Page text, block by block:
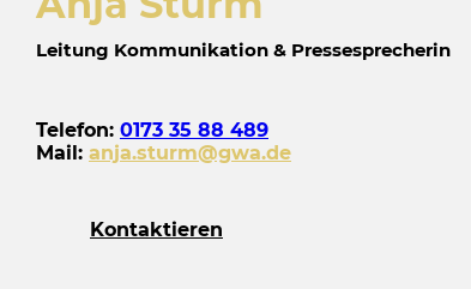
Leitung Kommunikation & Pressesprecherin
Telefon: 0173 35 88 489
Mail: anja.sturm@gwa.de
Kontaktieren